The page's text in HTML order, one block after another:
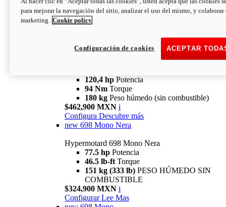
94 NmTorque
180 kgPESO HÚMEDO SIN
COMBUSTIBLE
newV2 SP
120,4 hp Potencia
94 Nm Torque
180 kg Peso húmedo (sin combustible)
$462,900 MXN i
Configura Descubre más
new 698 Mono Nera
Hypermotard 698 Mono Nera
77.5 hp Potencia
46.5 lb-ft Torque
151 kg (333 lb) PESO HÚMEDO SIN
COMBUSTIBLE
$324,900 MXN i
Configurar Lee Mas
para mejorar la navegación del sitio, analizar el uso del mismo, y colaborar
marketing. Cookie policy
ACEPTAR
Configuración de cookies